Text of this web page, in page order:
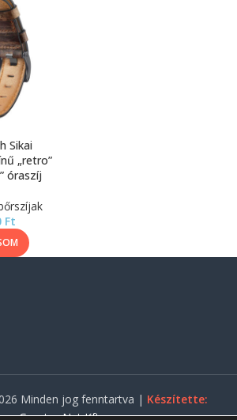
Sikai
„retro”
óraszíj
Ft
Minden jog fenntartva | Készítette: